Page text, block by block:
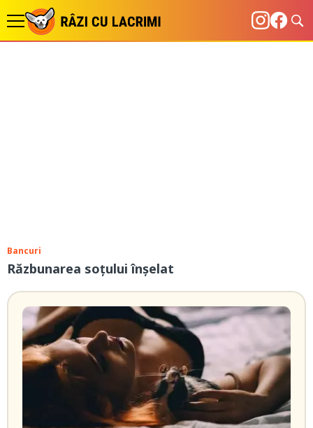
Bancuri
Răzbunarea soțului înșelat